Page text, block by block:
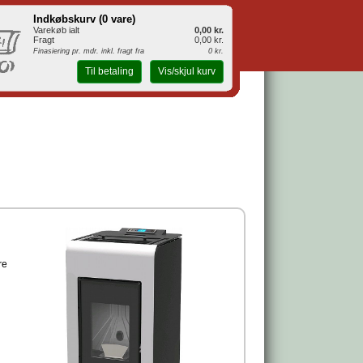
Indkøbskurv (0 vare)
Varekøb ialt
0,00 kr.
Fragt
0,00 kr.
Finasiering pr. mdr. inkl. fragt fra 0 kr.
Til betaling Vis/skjul kurv